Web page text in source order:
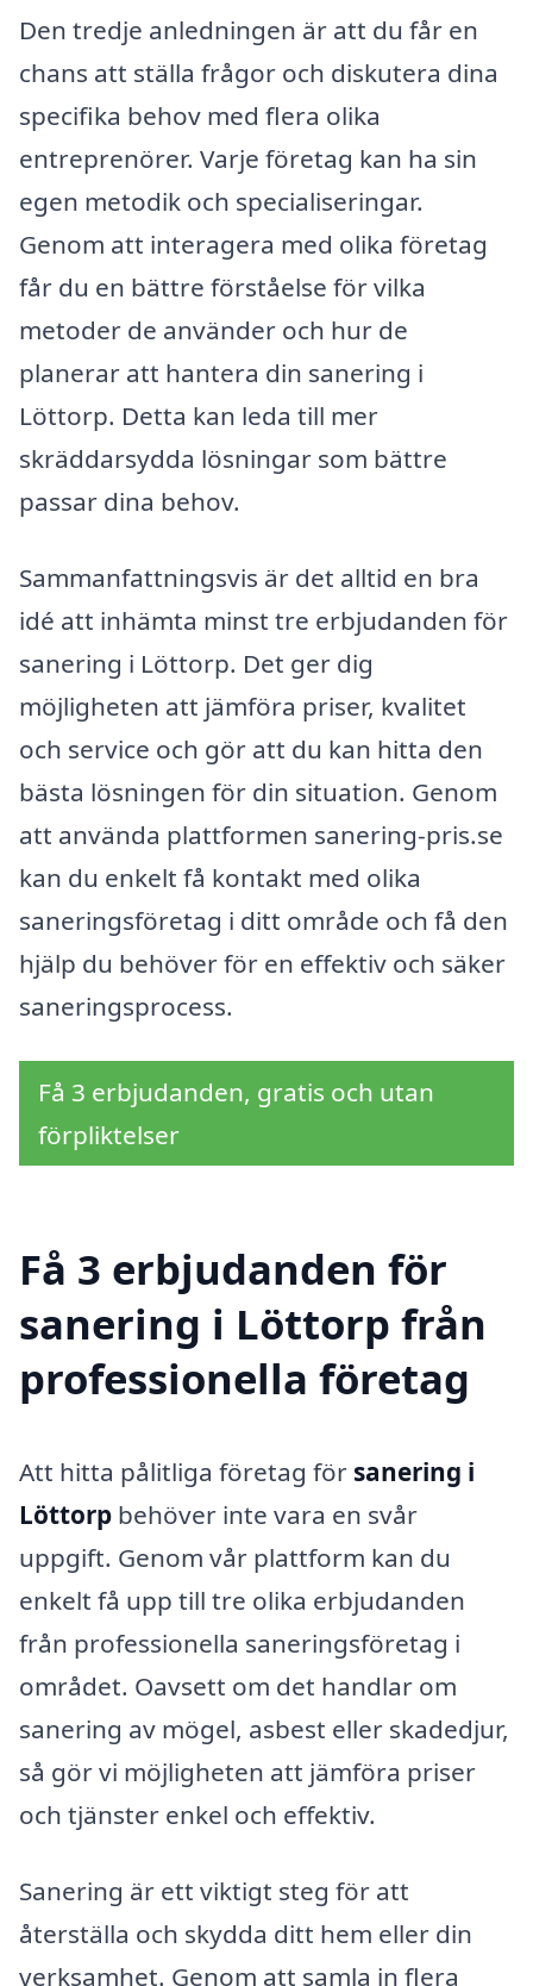
Den tredje anledningen är att du får en
chans att ställa frågor och diskutera dina
specifika behov med flera olika
entreprenörer. Varje företag kan ha sin
egen metodik och specialiseringar.
Genom att interagera med olika företag
får du en bättre förståelse för vilka
metoder de använder och hur de
planerar att hantera din sanering i
Löttorp. Detta kan leda till mer
skräddarsydda lösningar som bättre
passar dina behov.
Sammanfattningsvis är det alltid en bra
idé att inhämta minst tre erbjudanden för
sanering i Löttorp. Det ger dig
möjligheten att jämföra priser, kvalitet
och service och gör att du kan hitta den
bästa lösningen för din situation. Genom
att använda plattformen sanering-pris.se
kan du enkelt få kontakt med olika
saneringsföretag i ditt område och få den
hjälp du behöver för en effektiv och säker
saneringsprocess.
Få 3 erbjudanden, gratis och utan
förpliktelser
Få 3 erbjudanden för
sanering i Löttorp från
professionella företag
Att hitta pålitliga företag för sanering i
Löttorp behöver inte vara en svår
uppgift. Genom vår plattform kan du
enkelt få upp till tre olika erbjudanden
från professionella saneringsföretag i
området. Oavsett om det handlar om
sanering av mögel, asbest eller skadedjur,
så gör vi möjligheten att jämföra priser
och tjänster enkel och effektiv.
Sanering är ett viktigt steg för att
återställa och skydda ditt hem eller din
verksamhet. Genom att samla in flera